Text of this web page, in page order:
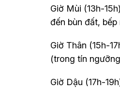
Giờ Mùi (13h-
đến bùn đất,
Giờ Thân (15h-
(trong tín
Giờ Dậu (17h-